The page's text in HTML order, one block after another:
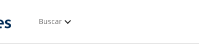
Buscar